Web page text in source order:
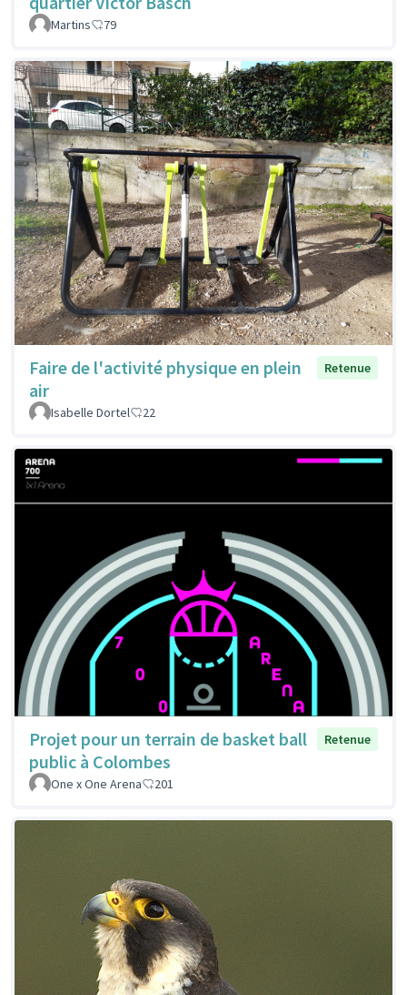
Martins 79
Faire de l'activité physique en plein
air
Retenue
Isabelle Dortel 22
Projet pour un terrain de basket ball
public à Colombes
Retenue
One x One Arena 201